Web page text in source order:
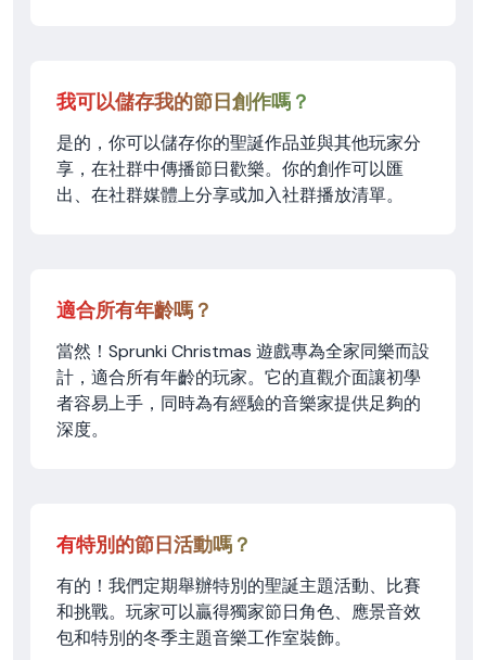
我可以儲存我的節日創作嗎？
是的，你可以儲存你的聖誕作品並與其他玩家分
享，在社群中傳播節日歡樂。你的創作可以匯
出、在社群媒體上分享或加入社群播放清單。
適合所有年齡嗎？
當然！Sprunki Christmas 遊戲專為全家同樂而設
計，適合所有年齡的玩家。它的直觀介面讓初學
者容易上手，同時為有經驗的音樂家提供足夠的
深度。
有特別的節日活動嗎？
有的！我們定期舉辦特別的聖誕主題活動、比賽
和挑戰。玩家可以贏得獨家節日角色、應景音效
包和特別的冬季主題音樂工作室裝飾。